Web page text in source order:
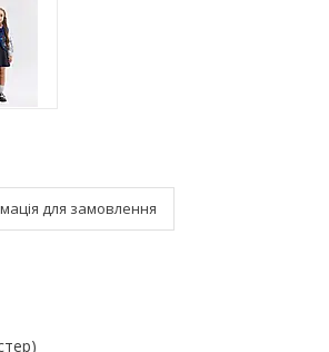
для замовлення